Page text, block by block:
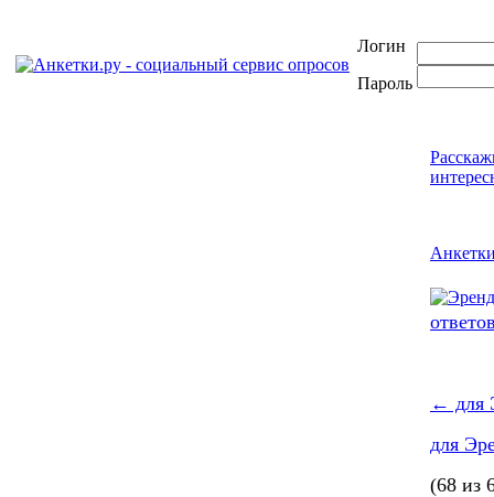
Логин
Пароль
← для
для
(68 из